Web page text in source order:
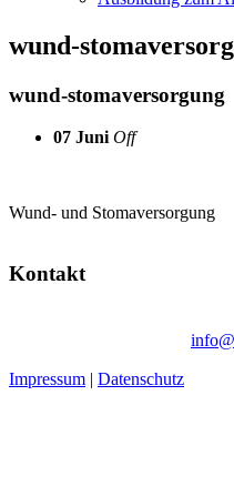
wund-
wund-stomaversorgung
07 Juni Off
Wund- und Stomaversorgung
Kontakt
Impressum | Datenschutz